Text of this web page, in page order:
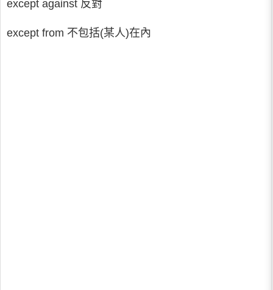
except against 反對
except from 不包括(某人)在內